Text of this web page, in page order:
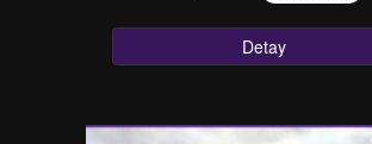
Detay